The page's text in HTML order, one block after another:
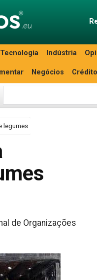
Tecnologia Indústria
Negócios
legumes
de Organizações